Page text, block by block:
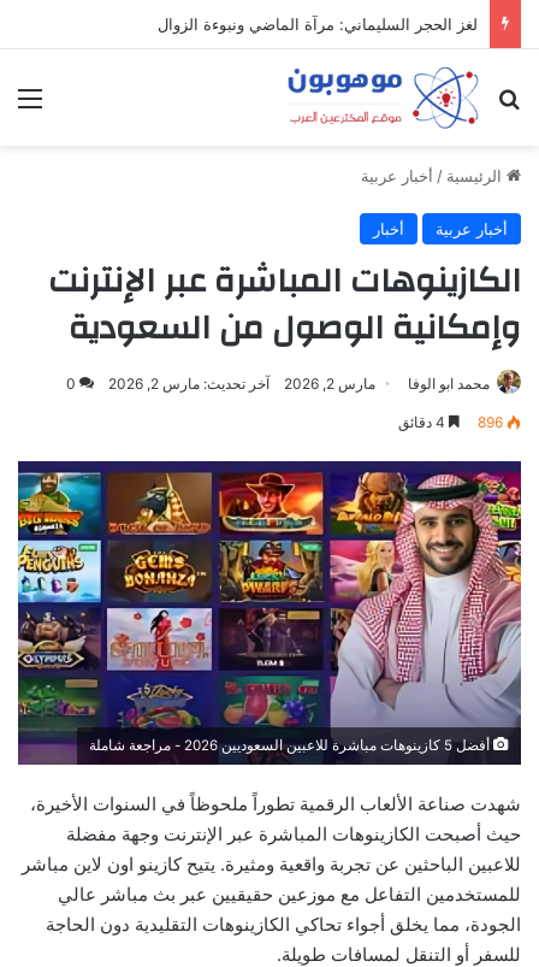
بحث عن
الرئيسية / أخبار عربية
أخبار عربية أخبار
الكازينوهات المباشرة عبر الإنترنت
وإمكانية الوصول من السعودية
محمد ابو الوفا مارس 2, 2026 آخر تحديث: مارس 2, 2026 0
896
أفضل 5 كازينوهات مباشرة للاعبين السعوديين 2026 - مراجعة شاملة
شهدت صناعة الألعاب الرقمية تطوراً ملحوظاً في السنوات الأخيرة،
حيث أصبحت الكازينوهات المباشرة عبر الإنترنت وجهة مفضلة
للاعبين الباحثين عن تجربة واقعية ومثيرة. يتيحكازينو اون لاين مباشر
للمستخدمين التفاعل مع موزعين حقيقيين عبر بث مباشر عالي
الجودة، مما يخلق أجواء تحاكي الكازينوهات التقليدية دون الحاجة
للسفر أو التنقل لمسافات طويلة.